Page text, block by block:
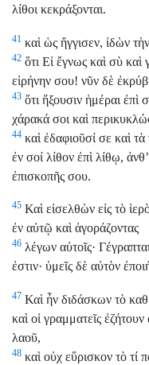
λίθοι κεκράξονται.
41 καὶ ὡς ἤγγισεν, ἰδὼν
42 ὅτι Εἰ ἔγνως καὶ σὺ
εἰρήνην σου! νῦν δὲ
43 ὅτι ἥξουσιν ἡμέραι ἐπὶ
χάρακά σοι καὶ
44 καὶ ἐδαφιοῦσί σε καὶ
ἐν σοί λίθον ἐπὶ λίθῳ,
ἐπισκοπῆς σου.
45 Καὶ εἰσελθὼν εἰς τὸ
ἐν αὐτῷ καὶ ἀγοράζοντας
46 λέγων αὐτοῖς·
ἐστιν· ὑμεῖς δὲ αὐτὸν
47 Καὶ ἦν διδάσκων τὸ
καὶ οἱ γραμματεῖς
λαοῦ,
48 καὶ οὐχ εὕρισκον τὸ τί